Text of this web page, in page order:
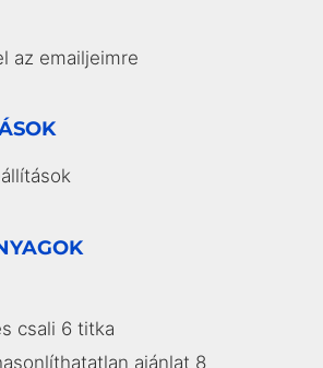
az emailjeimre
csali 6 titka
ajánlat 8